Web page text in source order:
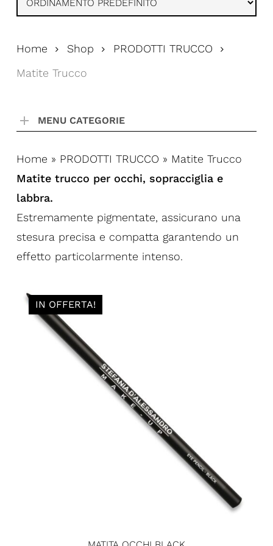
Home Shop
PRODOTTI TRUCCO
Matite Trucco
MENU CATEGORIE
Home » PRODOTTI TRUCCO » Matite Trucco
Matite trucco per occhi, sopracciglia e
labbra.
Estremamente pigmentate, assicurano una
stesura precisa e compatta garantendo un
effetto particolarmente intenso.
IN OFFERTA!